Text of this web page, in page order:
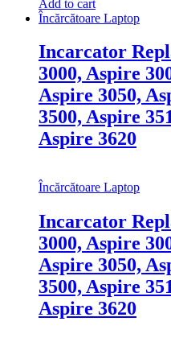
Add to cart
Încărcătoare Laptop
Incarcator
3000, Aspire
Aspire 3050,
3500, Aspire
Aspire 3620
Încărcătoare Laptop
Incarcator
3000, Aspire
Aspire 3050,
3500, Aspire
Aspire 3620